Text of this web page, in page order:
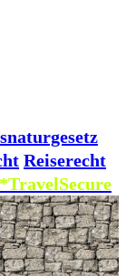
Reiserecht
*TravelSecure